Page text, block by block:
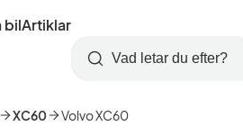
Startsida
bilArtiklar
Skapa
konto
Logga
in
Sök
XC60 Volvo XC60